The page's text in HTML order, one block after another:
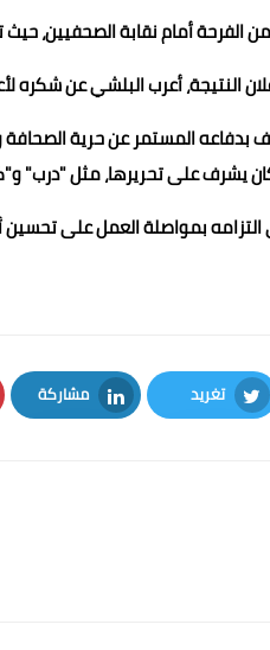
الفرحة أمام نقابة الصحفيين،
النتيجة، أعرب البلشي عن شكره
بدفاعه المستمر عن حرية
يشرف على تحريرها، مثل "درب"
التزامه بمواصلة العمل على
تغريد
Twitter
مشاركة
LinkedIn